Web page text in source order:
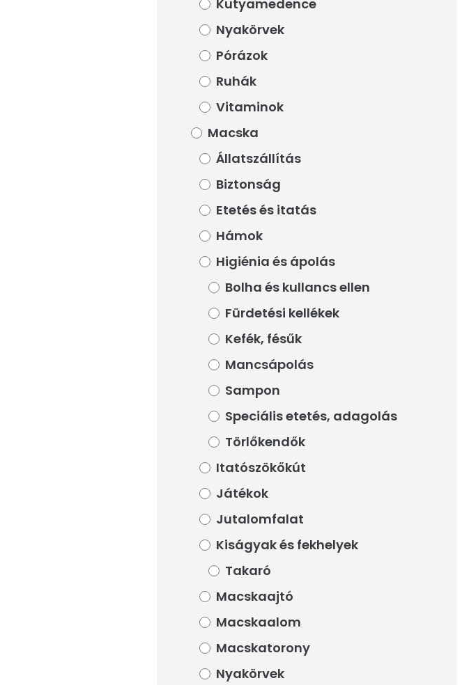
Kutyamedence
Nyakörvek
Pórázok
Ruhák
Vitaminok
Macska
Állatszállítás
Biztonság
Etetés és itatás
Hámok
Higiénia és ápolás
Bolha és kullancs ellen
Fürdetési kellékek
Kefék, fésűk
Mancsápolás
Sampon
Speciális etetés, adagolás
Törlőkendők
Itatószökőkút
Játékok
Jutalomfalat
Kiságyak és fekhelyek
Takaró
Macskaajtó
Macskaalom
Macskatorony
Nyakörvek
Kutyamedence
Nyakörvek
Pórázok
Ruhák
Vitaminok
Macska
Állatszállítás
Biztonság
Etetés és itatás
Hámok
Higiénia és ápolás
Bolha és kullancs ellen
Fürdetési kellékek
Kefék, fésűk
Mancsápolás
Sampon
Speciális etetés, adagolás
Törlőkendők
Itatószökőkút
Játékok
Jutalomfalat
Kiságyak és fekhelyek
Takaró
Macskaajtó
Macskaalom
Macskatorony
Nyakörvek